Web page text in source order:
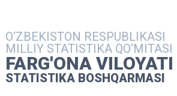
O‘ZBEKISTON RESPUBLIKASI
MILLIY STATISTIKA QO‘MITASI
FARG'ONA VILOYATI
STATISTIKA BOSHQARMASI